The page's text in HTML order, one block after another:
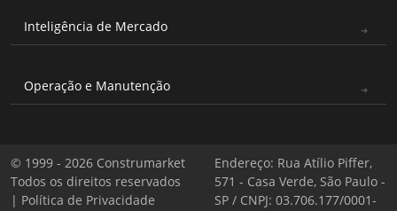
Inteligência de Mercado
Operação e Manutenção
© 1999 - 2026 Construmarket
Todos os direitos reservados
| Política de Privacidade
Endereço: Rua Atílio Piffer,
571 - Casa Verde, São Paulo -
SP / CNPJ: 03.706.177/0001-